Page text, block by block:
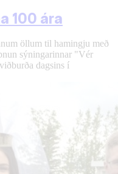
100 ára
öllum til hamingju með
sýningarinnar "Vér
dagsins í